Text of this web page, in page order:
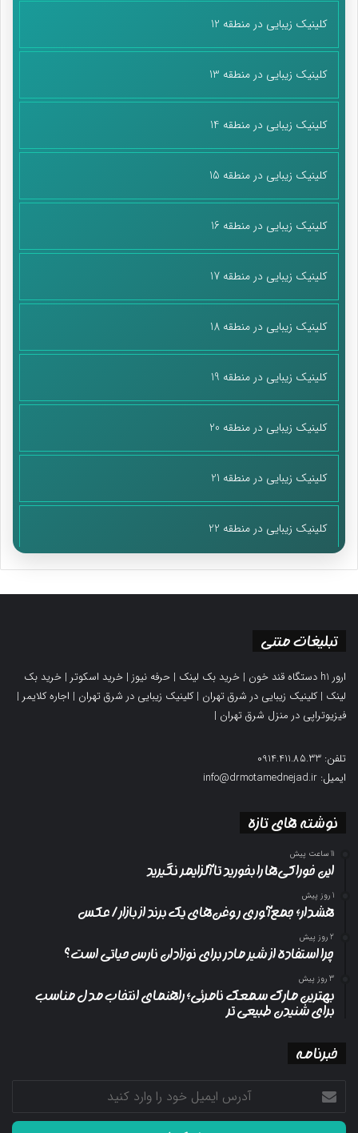
کلینیک زیبایی در منطقه 12
کلینیک زیبایی در منطقه 13
کلینیک زیبایی در منطقه 14
کلینیک زیبایی در منطقه 15
کلینیک زیبایی در منطقه 16
کلینیک زیبایی در منطقه 17
کلینیک زیبایی در منطقه 18
کلینیک زیبایی در منطقه 19
کلینیک زیبایی در منطقه 20
کلینیک زیبایی در منطقه 21
کلینیک زیبایی در منطقه 22
تبلیغات متنی
ارور h1 دستگاه قند خون | خرید بک لینک | حرفه نیوز | خرید اسکوتر | خرید بک
لینک |کلینیک زیبایی در شرق تهران |کلینیک زیبایی در شرق تهران | اجاره کلایمر |
فیزیوتراپی در منزل شرق تهران |
تلفن: 0914.411.85.33
ایمیل: info@drmotamednejad.ir
نوشته های تازه
11 ساعت پیش
این خوراکی‌ها را بخورید تا آلزایمر نگیرید
1 روز پیش
هشدار؛ جمع‌آوری روغن‌های یک برند از بازار/ عکس
2 روز پیش
چرا استفاده از شیر مادر برای نوزادان نارس حیاتی است؟
3 روز پیش
بهترین مارک سمعک نامرئی؛ راهنمای انتخاب مدل مناسب
برای شنیدن طبیعی تر
خبرنامه
آدرس
ایمیل
خود